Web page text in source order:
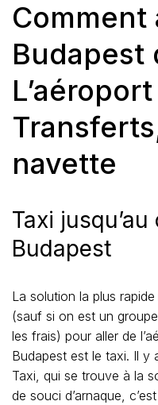
Comment
Budapest
L’aéroport
navette
Taxi
Budapest
La solution la plus
(sauf si on est un
les frais) pour aller de
Budapest est le taxi. Il y
Taxi, qui se trouve à la
de souci d’arnaque,